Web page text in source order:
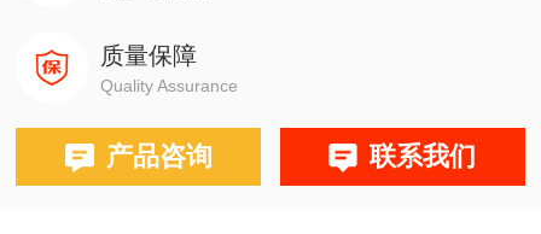
质量保障
Quality Assurance
产品咨询 联系我们